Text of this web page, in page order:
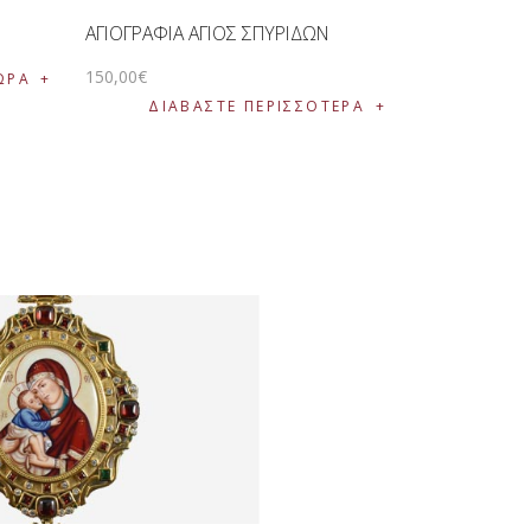
ΑΓΙΟΓΡΑΦΙΑ ΑΓΙΟΣ ΣΠΥΡΙΔΩΝ
150,00€
ΔΙΑΒΆΣΤΕ ΠΕΡΙΣΣΌΤΕΡΑ